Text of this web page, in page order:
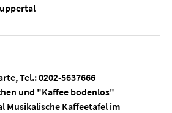
Tel.: 0202-5637666
und "Kaffee bodenlos"
Musikalische Kaffeetafel im